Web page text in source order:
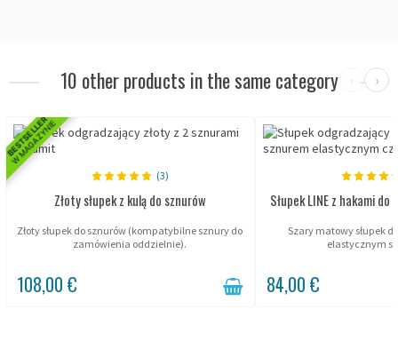
10 other products in the same category ‹ ›
BESTSELLER
W MAGAZYNIE
(3)
Złoty słupek z kulą do sznurów
Złoty słupek do sznurów (kompatybilne sznury do
zamówienia oddzielnie).
108,00 €
Słupek LINE z hakami
Szary matowy słupek
elastycznym
84,00 €